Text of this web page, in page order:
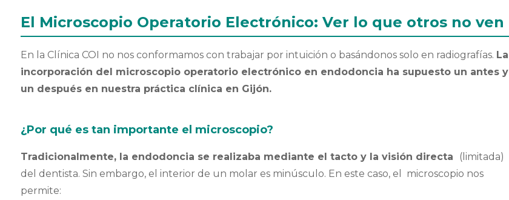
El Microscopio Operatorio Electrónico: Ver lo que otros no ven
En la Clínica COI no nos conformamos con trabajar por intuición o basándonos solo en radiografías. La
incorporación del microscopio operatorio electrónico en endodoncia ha supuesto un antes y
un después en nuestra práctica clínica en Gijón.
¿Por qué es tan importante el microscopio?
Tradicionalmente, la endodoncia se realizaba mediante el tacto y la visión directa
(limitada)
del dentista. Sin embargo, el interior de un molar es minúsculo. En este caso, el microscopio nos
permite: